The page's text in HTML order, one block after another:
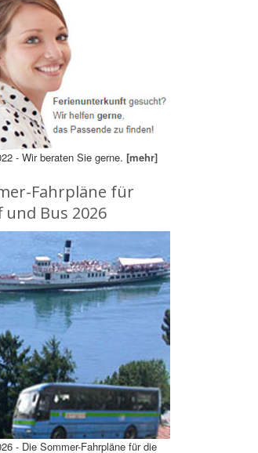
- Wir beraten Sie gerne. [mehr]
Fahrpläne für
und Bus 2026
- Die Sommer-Fahrpläne für die